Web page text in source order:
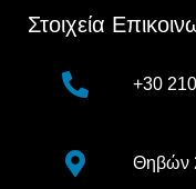
Στοιχεία
+30
Θηβών